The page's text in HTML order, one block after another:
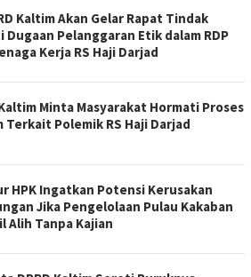
Kaltim Akan Gelar Rapat Tindak
Dugaan Pelanggaran Etik dalam RDP
Kerja RS Haji Darjad
Minta Masyarakat Hormati Proses
Terkait Polemik RS Haji Darjad
HPK Ingatkan Potensi Kerusakan
Jika Pengelolaan Pulau Kakaban
Alih Tanpa Kajian